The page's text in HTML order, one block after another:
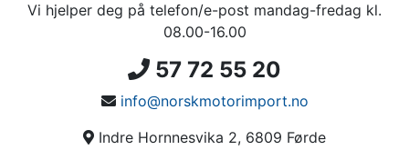
Vi hjelper deg på telefon/e-post mandag-fredag kl.
08.00-16.00
57 72 55 20
info@norskmotorimport.no
Indre Hornnesvika 2, 6809 Førde